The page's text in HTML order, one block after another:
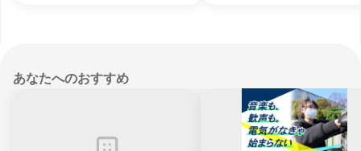
あなたへのおすすめ